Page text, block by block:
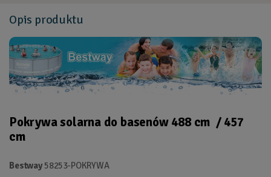
Opis produktu
Pokrywa solarna do basenów 488 cm / 457
cm
Bestway58253-POKRYWA